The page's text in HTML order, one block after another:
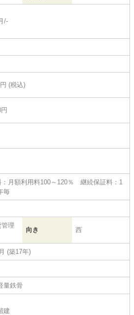
/-
(税込)
：月額利用料100～120％ 継続保証料：1
毎
理
向き 西
(築17年)
量鉄骨
建